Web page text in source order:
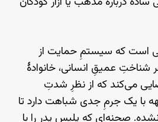
است که سیستمِ حمایت از
شناختِ عمیقِ انسانی، خانوادهٔ
می‌کند که از نظرِ شدتِ
با یک جرمِ جدی شباهت دارد تا
صحنه‌ای که پلیس پدر را با